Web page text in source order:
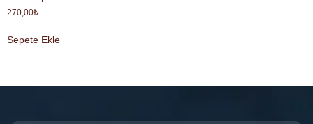
270,00₺
Sepete Ekle